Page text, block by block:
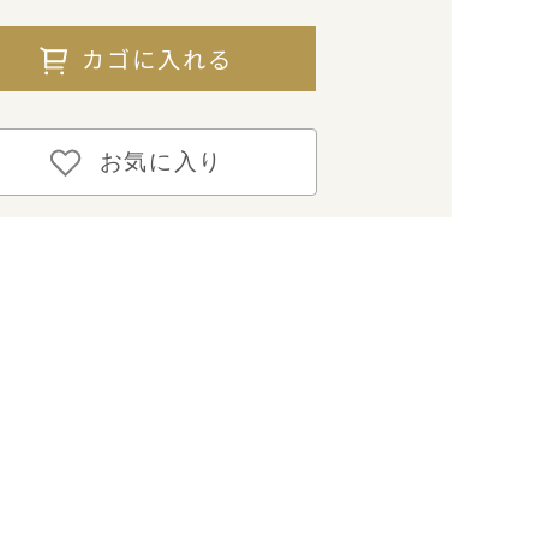
カゴに入れる
お気に入り